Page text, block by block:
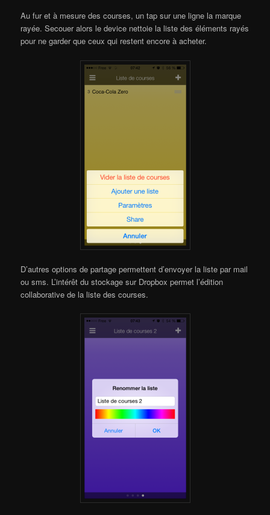
Au fur et à mesure des courses, un tap sur une ligne la marque
rayée. Secouer alors le device nettoie la liste des éléments rayés
pour ne garder que ceux qui restent encore à acheter.
D’autres options de partage permettent d’envoyer la liste par mail
ou sms. L’intérêt du stockage sur Dropbox permet l’édition
collaborative de la liste des courses.